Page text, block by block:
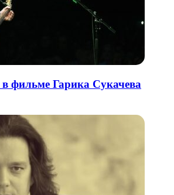
фильме Гарика Сукачева